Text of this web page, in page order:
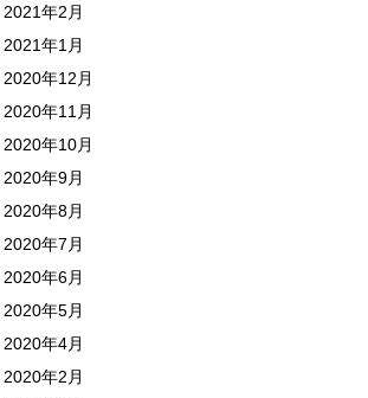
2021年2月
2021年1月
2020年12月
2020年11月
2020年10月
2020年9月
2020年8月
2020年7月
2020年6月
2020年5月
2020年4月
2020年2月